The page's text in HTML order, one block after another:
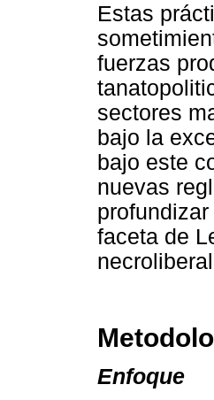
Estas
fuerzas
sectores
bajo la
bajo este
nuevas
faceta de
Enfoque